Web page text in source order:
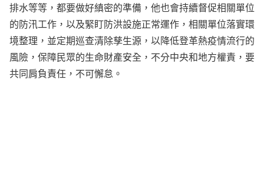
排水等等，都要做好縝密的準備，他也會持續督促相關單位
的防汛工作，以及緊盯防洪設施正常運作，相關單位落實環
境整理，並定期巡查清除孳生源，以降低登革熱疫情流行的
風險，保障民眾的生命財產安全，不分中央和地方權責，要
共同肩負責任，不可懈怠。